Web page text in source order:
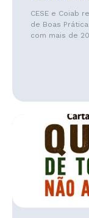
CESE e Coiab
de Boas
com mais de